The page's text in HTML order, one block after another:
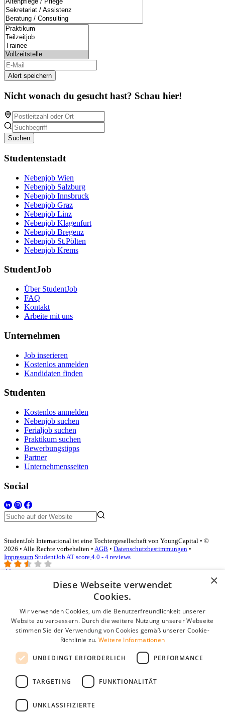
Alert speichern
Nicht wonach du gesucht hast? Schau hier!
Suchen
Studentenstadt
Nebenjob Wien
Nebenjob Salzburg
Nebenjob Innsbruck
Nebenjob Graz
Nebenjob Linz
Nebenjob Klagenfurt
Nebenjob Bregenz
Nebenjob St.Pölten
Nebenjob Krems
StudentJob
Über StudentJob
FAQ
Kontakt
Arbeite mit uns
Unternehmen
Job inserieren
Kostenlos anmelden
Kandidaten finden
Studenten
Kostenlos anmelden
Nebenjob suchen
Ferialjob suchen
Praktikum suchen
Bewerbungstipps
Partner
Unternehmensseiten
Social
StudentJob International ist eine Tochtergesellschaft von YoungCapital • ©
2026 • Alle Rechte vorbehalten • AGB • Datenschutzbestimmungen •
Impressum StudentJob AT score 4.0 - 4 reviews
Login für Unternehmen
E-Mail*
Passwort
Angemeldet bleiben
Passwort vergessen?
Kostenloses Unternehmensprofil
Wenn Sie sich registriert haben, können Sie ein Unternehmensprofil
×
Diese Webseite verwendet
Cookies.
Wir verwenden Cookies, um die Benutzerfreundlichkeit unserer
Website zu verbessern. Durch die weitere Nutzung unserer Webseite
stimmen Sie der Verwendung von Cookies gemäß unserer Cookie-
Richtlinie zu. Weitere Informationen
UNBEDINGT ERFORDERLICH PERFORMANCE
TARGETING FUNKTIONALITÄT
UNKLASSIFIZIERTE